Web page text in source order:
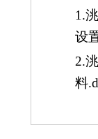
1.
设
2.
料